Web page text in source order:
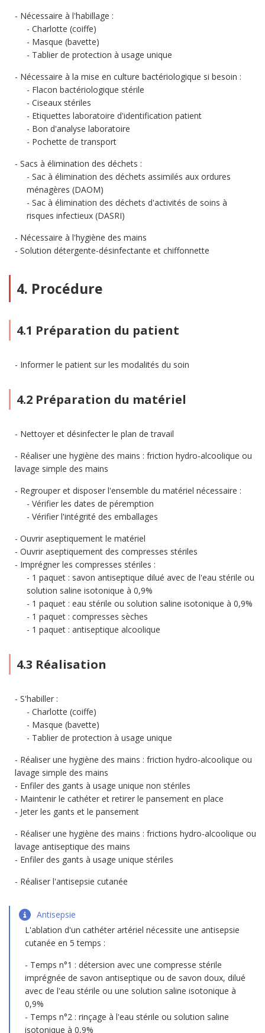
Nécessaire à l'habillage :
Charlotte (coiffe)
Masque (bavette)
Tablier de protection à usage unique
Nécessaire à la mise en culture bactériologique si besoin :
Flacon bactériologique stérile
Ciseaux stériles
Etiquettes laboratoire d'identification patient
Bon d'analyse laboratoire
Pochette de transport
Sacs à élimination des déchets :
Sac à élimination des déchets assimilés aux ordures
ménagères (DAOM)
Sac à élimination des déchets d'activités de soins à
risques infectieux (DASRI)
Nécessaire à l'hygiène des mains
Solution détergente-désinfectante et chiffonnette
4. Procédure
4.1 Préparation du patient
Informer le patient sur les modalités du soin
4.2 Préparation du matériel
Nettoyer et désinfecter le plan de travail
Réaliser une hygiène des mains : friction hydro-alcoolique ou
lavage simple des mains
Regrouper et disposer l'ensemble du matériel nécessaire :
Vérifier les dates de péremption
Vérifier l'intégrité des emballages
Ouvrir aseptiquement le matériel
Ouvrir aseptiquement des compresses stériles
Imprégner les compresses stériles :
1 paquet : savon antiseptique dilué avec de l'eau stérile ou
solution saline isotonique à 0,9%
1 paquet : eau stérile ou solution saline isotonique à 0,9%
1 paquet : compresses sèches
1 paquet : antiseptique alcoolique
4.3 Réalisation
S'habiller :
Charlotte (coiffe)
Masque (bavette)
Tablier de protection à usage unique
Réaliser une hygiène des mains : friction hydro-alcoolique ou
lavage simple des mains
Enfiler des gants à usage unique non stériles
Maintenir le cathéter et retirer le pansement en place
Jeter les gants et le pansement
Réaliser une hygiène des mains : frictions hydro-alcoolique ou
lavage antiseptique des mains
Enfiler des gants à usage unique stériles
Réaliser l'antisepsie cutanée
Antisepsie
L'ablation d'un cathéter artériel nécessite une antisepsie
cutanée en 5 temps :
Temps n°1 : détersion avec une compresse stérile
imprégnée de savon antiseptique ou de savon doux, dilué
avec de l'eau stérile ou une solution saline isotonique à
0,9%
Temps n°2 : rinçage à l'eau stérile ou solution saline
isotonique à 0,9%